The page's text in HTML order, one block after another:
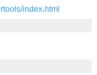
index.html